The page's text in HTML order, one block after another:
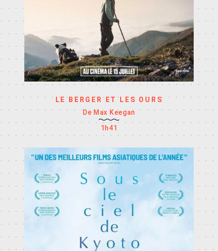
LE BERGER ET LES OURS
De Max Keegan
1h41